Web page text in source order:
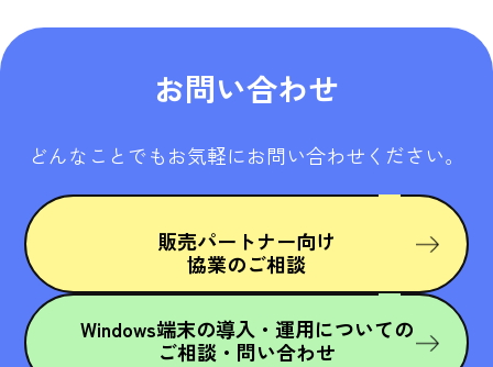
お問い合わせ
どんなことでもお気軽にお問い合わせください。
販売パートナー向け
協業のご相談
Windows端末の導入・運用についての
ご相談・問い合わせ